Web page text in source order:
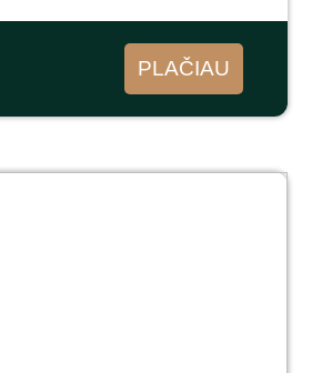
technika. Po atnaujinimo
PLAČIAU